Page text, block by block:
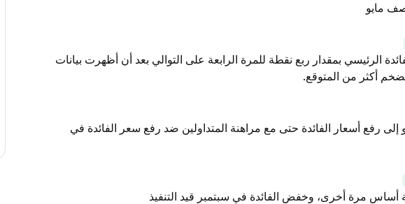
مايو
الرئيسي بمقدار ربع نقطة للمرة الرابعة على التوالي بعد أن أظهرت بيانات
أكثر من المتوقع.
رفع أسعار الفائدة حتى مع مراهنة المتداولين ضد رفع سعر الفائدة في